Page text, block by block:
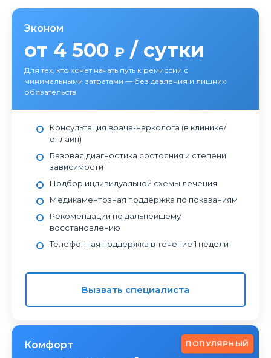
Эконом
от 4 500 ₽ / сутки
Для тех, кто хочет начать путь к ремиссии с
минимальными затратами — без давления и лишних
обязательств.
Консультация врача-нарколога (в клинике/
онлайн)
Базовая диагностика состояния и степени
зависимости
Подбор индивидуальной схемы лечения
Медикаментозная поддержка по показаниям
Рекомендации по дальнейшему
восстановлению
Телефонная поддержка в течение 1 недели
Вызвать специалиста
ПОПУЛЯРНЫЙ
Комфорт